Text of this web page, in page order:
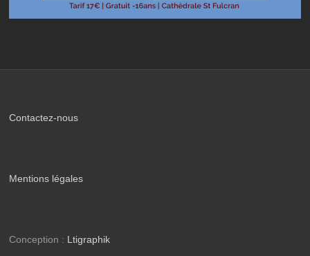
Contactez-nous
Mentions légales
Conception : Ltigraphik